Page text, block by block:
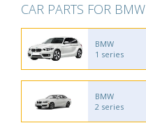
CAR PARTS FOR BMW
BMW
1 series
BMW
2 series